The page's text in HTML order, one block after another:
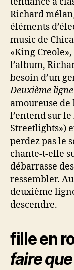
Richard
éléments
music de
«King
l’album,
besoin d’un
Deuxième ligne
amoureuse de
l’entend sur
Streetlights»)
perdez pas le
chante-t-elle
débarrasse
ressembler.
deuxième
descendre.
fille en
faire